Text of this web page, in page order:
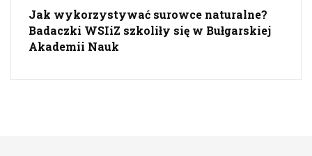
Jak wykorzystywać surowce naturalne?
Badaczki WSIiZ szkoliły się w Bułgarskiej
Akademii Nauk